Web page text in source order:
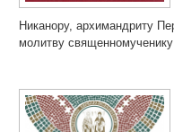
Никанору, архимандриту
молитву